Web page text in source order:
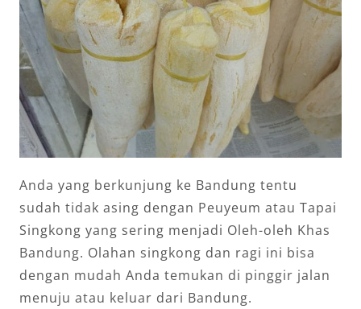
Anda yang berkunjung ke Bandung tentu
sudah tidak asing dengan Peuyeum atau Tapai
Singkong yang sering menjadi Oleh-oleh Khas
Bandung. Olahan singkong dan ragi ini bisa
dengan mudah Anda temukan di pinggir jalan
menuju atau keluar dari Bandung.